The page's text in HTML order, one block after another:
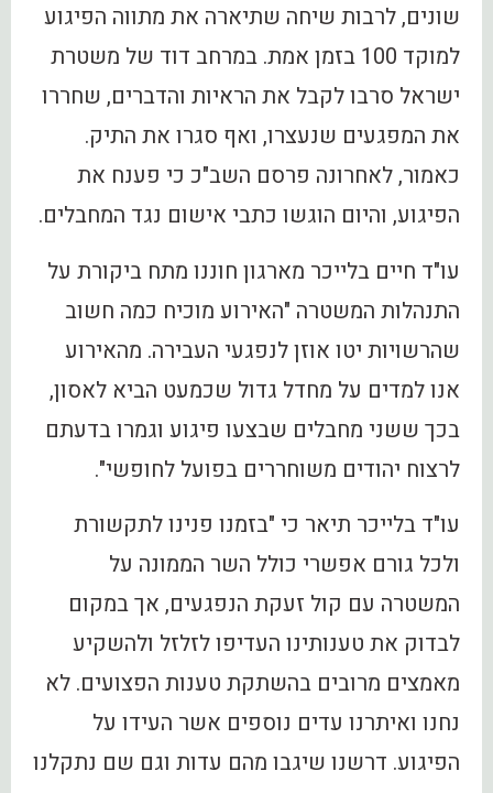
שונים, לרבות שיחה שתיארה את מתווה הפיגוע
למוקד 100 בזמן אמת. במרחב דוד של משטרת
ישראל סרבו לקבל את הראיות והדברים, שחררו
את המפגעים שנעצרו, ואף סגרו את התיק.
כאמור, לאחרונה פרסם השב"כ כי פענח את
הפיגוע, והיום הוגשו כתבי אישום נגד המחבלים.
עו"ד חיים בלייכר מארגון חוננו מתח ביקורת על
התנהלות המשטרה "האירוע מוכיח כמה חשוב
שהרשויות יטו אוזן לנפגעי העבירה. מהאירוע
אנו למדים על מחדל גדול שכמעט הביא לאסון,
בכך ששני מחבלים שבצעו פיגוע וגמרו בדעתם
לרצוח יהודים משוחררים בפועל לחופשי".
עו"ד בלייכר תיאר כי "בזמנו פנינו לתקשורת
ולכל גורם אפשרי כולל השר הממונה על
המשטרה עם קול זעקת הנפגעים, אך במקום
לבדוק את טענותינו העדיפו לזלזל ולהשקיע
מאמצים מרובים בהשתקת טענות הפצועים. לא
נחנו ואיתרנו עדים נוספים אשר העידו על
הפיגוע. דרשנו שיגבו מהם עדות וגם שם נתקלנו